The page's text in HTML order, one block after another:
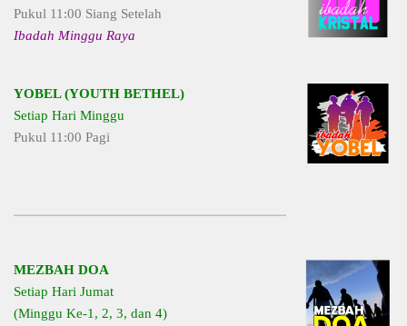
Pukul 11:00 Siang Setelah
Ibadah Minggu Raya
YOBEL (YOUTH BETHEL)
Setiap Hari Minggu
Pukul 11:00 Pagi
MEZBAH DOA
Setiap Hari Jumat
(Minggu Ke-1, 2, 3, dan 4)